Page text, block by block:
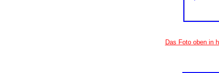
Das Foto oben in